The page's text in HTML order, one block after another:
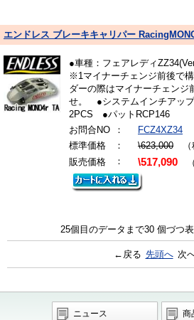
エンドレス ブレーキキャリパー
●車種：フェアレディ
※1マイナーチェンジ前後で
ダーの際はマイナーチェンジ
せ。 ●システムインチアッ
2PCS ●パットRCP146
お問合NO
：
FCZ4XZ34
標準価格
： \623,000 （
販売価格
： \517,090 （
25個目のデータまで30 個づつ表
←戻る 先頭へ 次
ニュース 商